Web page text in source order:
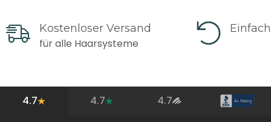
Kostenloser Versand
für alle Haarsysteme
4.7 4.7 4.7